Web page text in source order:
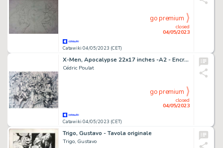
Catawiki 04/05/2023 (CET)
closed
04/05/2023
go premium
X-Men, Apocalypse 22x17 inches -A2 - Encré - Tribute to Steve Epting - Les 4 Cavaliers d'Apocalypse (L'Ere d'Apocalypse) - Page volante - Exemplaire unique - (2013)
Cédric Poulat
Catawiki 04/05/2023 (CET)
closed
04/05/2023
go premium
Trigo, Gustavo - Tavola originale
Trigo, Gustavo